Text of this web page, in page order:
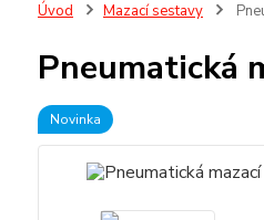
Úvod Mazací sestavy
Pneumatická
Novinka